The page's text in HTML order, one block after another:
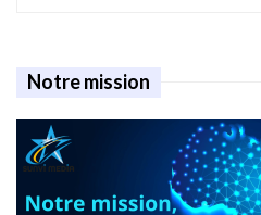
Notre mission